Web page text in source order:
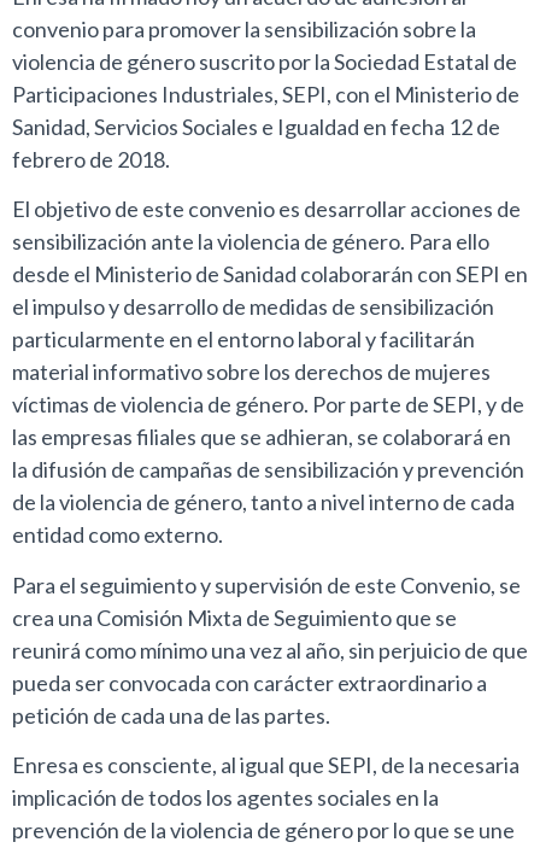
convenio para promover la sensibilización sobre la
violencia de género suscrito por la Sociedad Estatal de
Participaciones Industriales, SEPI, con el Ministerio de
Sanidad, Servicios Sociales e Igualdad en fecha 12 de
febrero de 2018.
El objetivo de este convenio es desarrollar acciones de
sensibilización ante la violencia de género. Para ello
desde el Ministerio de Sanidad colaborarán con SEPI en
el impulso y desarrollo de medidas de sensibilización
particularmente en el entorno laboral y facilitarán
material informativo sobre los derechos de mujeres
víctimas de violencia de género. Por parte de SEPI, y de
las empresas filiales que se adhieran, se colaborará en
la difusión de campañas de sensibilización y prevención
de la violencia de género, tanto a nivel interno de cada
entidad como externo.
Para el seguimiento y supervisión de este Convenio, se
crea una Comisión Mixta de Seguimiento que se
reunirá como mínimo una vez al año, sin perjuicio de que
pueda ser convocada con carácter extraordinario a
petición de cada una de las partes.
Enresa es consciente, al igual que SEPI, de la necesaria
implicación de todos los agentes sociales en la
prevención de la violencia de género por lo que se une